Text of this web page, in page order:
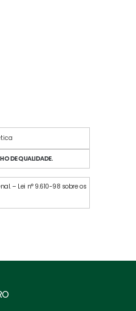
DE QUALIDADE.
– Lei n° 9.610-98 sobre os